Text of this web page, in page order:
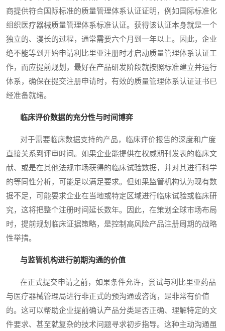
商提供符合国际标准的质量管理体系认证证明，例如国际标准化
组织医疗器械质量管理体系标准认证。获得该认证本身就是一个
独立的、漫长的过程，通常需要六个月到一年以上。因此，企业
绝不能等到开始申请利比里亚注册时才启动质量管理体系认证工
作，而应提前规划，最好在产品研发阶段就按照标准建立并运行
体系，确保在提交注册申请时，有效的质量管理体系认证证书已
经准备就绪。
临床评价数据的充分性与时间博弈
对于需要临床数据支持的产品，临床评价报告的深度和广度
直接关系到评审时间。如果企业能提供在权威期刊发表的临床文
献、或是在其他法规市场获得的临床试验数据，并对其进行科学
的等同性分析，可能足以满足要求。但如果监管机构认为现有数
据不足，可能要求企业在当地或特定区域进行临床试验或临床研
究，这将把整个注册时间延长数年。因此，在策划全球市场布局
时，提前规划临床证据策略，是控制高风险产品注册周期的战略
性举措。
与监管机构进行前期沟通的价值
在正式提交申请之前，如果条件允许，尝试与利比里亚药品
与医疗器械管理局进行非正式的预沟通或咨询，是非常有价值
的。这可以帮助企业提前确认产品分类是否正确、理解特定的文
件要求、甚至就复杂的技术问题寻求初步指导。这种主动沟通虽